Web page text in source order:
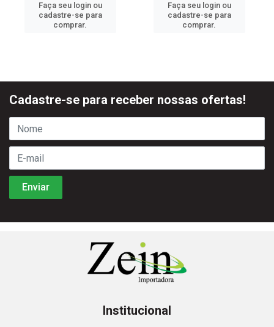
Faça seu login ou
cadastre-se para
comprar.
Faça seu login ou
cadastre-se para
comprar.
Cadastre-se para receber nossas ofertas!
Institucional